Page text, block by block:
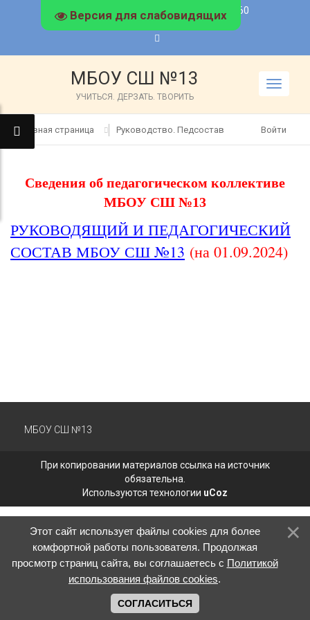
Версия для слабовидящих
s13_arz@mail.52gov.ru 8(83147)6-31-60
TOGGLE
МБОУ СШ №13
УЧИТЬСЯ. ДЕРЗАТЬ. ТВОРИТЬ
Главная страница Руководство. Педсостав Войти
Сведения об педагогическом коллективе
МБОУ СШ №13
РУКОВОДЯЩИЙ И ПЕДАГОГИЧЕСКИЙ
СОСТАВ МБОУ СШ №13 (на 01.09.2024)
МБОУ СШ №13
При копировании материалов ссылка на источник
обязательна.
Используются технологии uCoz
Этот сайт использует файлы cookies для более
комфортной работы пользователя. Продолжая
просмотр страниц сайта, вы соглашаетесь с Политикой
использования файлов cookies.
СОГЛАСИТЬСЯ